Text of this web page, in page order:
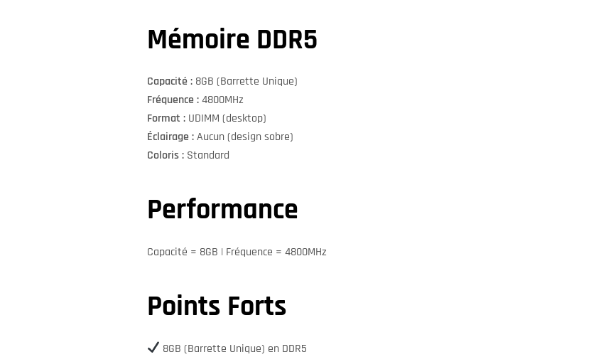
Mémoire DDR5
Capacité : 8GB (Barrette Unique)
Fréquence :4800MHz
Format : UDIMM (desktop)
Éclairage :Aucun (design sobre)
Coloris : Standard
Performance
Capacité = 8GB | Fréquence = 4800MHz
Points Forts
8GB (Barrette Unique) en DDR5